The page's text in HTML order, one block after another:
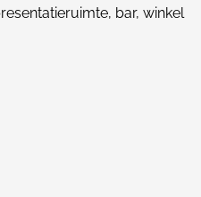
bar, winkel